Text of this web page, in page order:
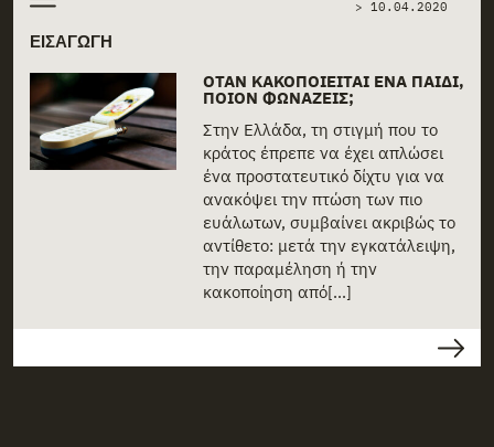
ΕΙΣΑΓΩΓΗ
> 10.04.2020
ΌΤΑΝ ΚΑΚΟΠΟΙΕΊΤΑΙ ΈΝΑ ΠΑΙΔΊ,
ΠΟΙΟΝ ΦΩΝΆΖΕΙΣ;
Στην Ελλάδα, τη στιγμή που το
κράτος έπρεπε να έχει απλώσει
ένα προστατευτικό δίχτυ για να
ανακόψει την πτώση των πιο
ευάλωτων, συμβαίνει ακριβώς το
αντίθετο: μετά την εγκατάλειψη,
την παραμέληση ή την
κακοποίηση από[...]